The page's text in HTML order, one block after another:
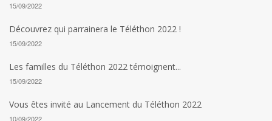
15/09/2022
Découvrez qui parrainera le Téléthon 2022 !
15/09/2022
Les familles du Téléthon 2022 témoignent...
15/09/2022
Vous êtes invité au Lancement du Téléthon 2022
10/09/2022